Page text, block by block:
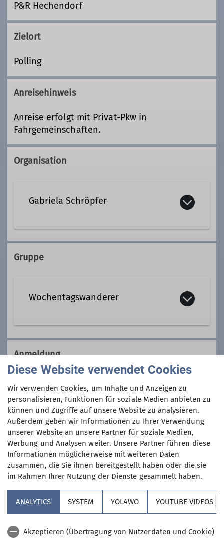
P&R Hechendorf
Zielort
Polling
Anreisehinweis
Anreise erfolgt mit Privat-Pkw in
Fahrgemeinschaften.
Organisation
Gabriela Schröpfer
081059810
Gruppe
Wochentagswanderer
Wir sind eine Gemeinschaft von
Wanderfreunden innerhalb der
Sektion, die
hauptsächlich jeden
Dienstag und Mittwoch, aber auch an
anderen Wochentagen in freier Natur
unterwegs sind.
Wer kann sich das wochentags
leisten?
Nun, alle die aus dem Berufsleben
ausgeschieden sind oder sonst über
ihre Zeit frei verfügen können und
körperlich in guter Verfassung sind.
Neben anspruchvollen Bergtouren
(bis ca. 1400 Höhenmeter) stehen
auch leichtere Berg- und
Flachwanderungen (ca. 15 bis 20 km)
auf unserem Programm. Dazu kommen
Anmeldung
Anmeldung bis
02.03.2026
Maximale Teilnehmeranzahl
10
Diese Website verwendet Cookies
Wir verwenden Cookies, um Inhalte und Anzeigen zu
personalisieren, Funktionen für soziale Medien anbieten zu
können und Zugriffe auf unsere Website zu analysieren.
Außerdem geben wir Informationen zu Ihrer Verwendung
unserer Website an unsere Partner für soziale Medien,
Werbung und Analysen weiter. Unsere Partner führen diese
Informationen möglicherweise mit weiteren Daten
zusammen, die Sie ihnen bereitgestellt haben oder die sie
im Rahmen Ihrer Nutzung der Dienste gesammelt haben.
ANALYTICS SYSTEM YOLAWO YOUTUBE VIDEOS
Akzeptieren (Übertragung von Nutzerdaten und Cookie)